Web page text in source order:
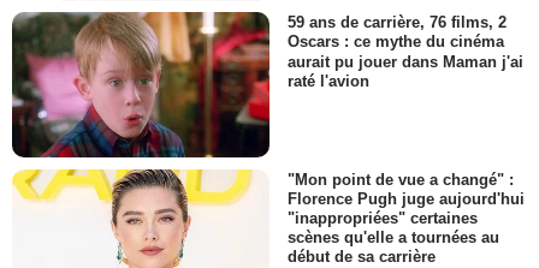
59 ans de carrière, 76 films, 2
Oscars : ce mythe du cinéma
aurait pu jouer dans Maman j'ai
raté l'avion
"Mon point de vue a changé" :
Florence Pugh juge aujourd'hui
"inappropriées" certaines
scènes qu'elle a tournées au
début de sa carrière